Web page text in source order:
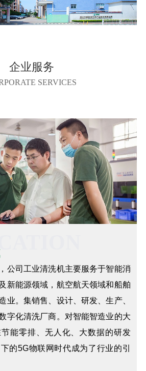
企业服务
SERVICES
公司工业清洗机主要服务于智能消
新能源领域，航空航天领域和船舶
业。集销售、设计、研发、生产、
字化清洗厂商。对智能智造业的大
能零排、无人化、大数据的研发
的5G物联网时代成为了行业的引